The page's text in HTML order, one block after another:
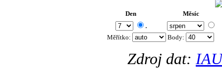
Den Měsíc
.
Měřítko: Body:
Zdroj dat: